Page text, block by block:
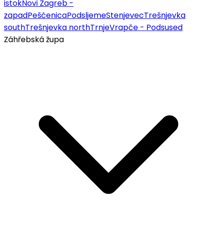
istokNovi Zagreb -
zapadPešćenicaPodsljemeStenjevecTrešnjevka
southTrešnjevka northTrnjeVrapče - Podsused
Záhřebská župa